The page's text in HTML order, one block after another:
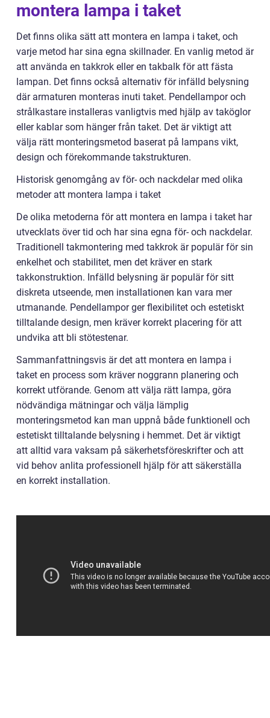
montera lampa i taket
Det finns olika sätt att montera en lampa i taket, och
varje metod har sina egna skillnader. En vanlig metod är
att använda en takkrok eller en takbalk för att fästa
lampan. Det finns också alternativ för infälld belysning
där armaturen monteras inuti taket. Pendellampor och
strålkastare installeras vanligtvis med hjälp av taköglor
eller kablar som hänger från taket. Det är viktigt att
välja rätt monteringsmetod baserat på lampans vikt,
design och förekommande takstrukturen.
Historisk genomgång av för- och nackdelar med olika
metoder att montera lampa i taket
De olika metoderna för att montera en lampa i taket har
utvecklats över tid och har sina egna för- och nackdelar.
Traditionell takmontering med takkrok är populär för sin
enkelhet och stabilitet, men det kräver en stark
takkonstruktion. Infälld belysning är populär för sitt
diskreta utseende, men installationen kan vara mer
utmanande. Pendellampor ger flexibilitet och estetiskt
tilltalande design, men kräver korrekt placering för att
undvika att bli stötestenar.
Sammanfattningsvis är det att montera en lampa i
taket en process som kräver noggrann planering och
korrekt utförande. Genom att välja rätt lampa, göra
nödvändiga mätningar och välja lämplig
monteringsmetod kan man uppnå både funktionell och
estetiskt tilltalande belysning i hemmet. Det är viktigt
att alltid vara vaksam på säkerhetsföreskrifter och att
vid behov anlita professionell hjälp för att säkerställa
en korrekt installation.